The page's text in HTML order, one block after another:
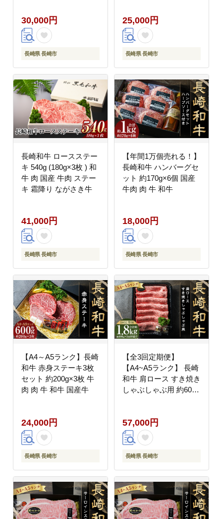
30,000円
長崎県 長崎市
25,000円
長崎県 長崎市
長崎和牛 ロースステー
キ 540g (180g×3枚 ) 和
牛 肉 国産 牛肉 ステー
キ 霜降り ながさき牛
41,000円
長崎県 長崎市
【年間1万個売れる！】
長崎和牛 ハンバーグセ
ット 約170g×6個 国産
牛肉 肉 牛 和牛
18,000円
長崎県 長崎市
【A4～A5ランク】長崎
和牛 赤身ステーキ3枚
セット 約200g×3枚 牛
肉 肉 牛 和牛 国産牛
24,000円
長崎県 長崎市
【全3回定期便】
【A4~A5ランク】 長崎
和牛 肩ロース すき焼き
しゃぶしゃぶ用 約600g
57,000円
長崎県 長崎市